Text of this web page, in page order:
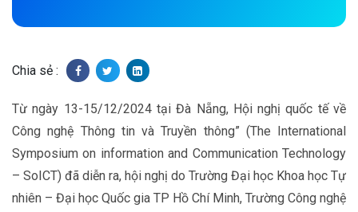
Chia sẻ :
Từ ngày 13-15/12/2024 tại Đà Nẵng, Hội nghị quốc tế về
Công nghệ Thông tin và Truyền thông” (The International
Symposium on information and Communication Technology
– SoICT) đã diễn ra, hội nghị do Trường Đại học Khoa học Tự
nhiên – Đại học Quốc gia TP Hồ Chí Minh, Trường Công nghệ